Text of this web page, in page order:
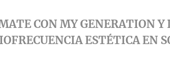
CON MY GENERATION
ESTÉTICA EN